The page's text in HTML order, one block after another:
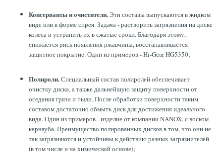
Консерванты и очистители.Эти составы выпускаются в жидком
виде или в форме спрея. Задача - растворить загрязнения на диске
колеса и устранить их в сжатые сроки. Благодаря этому,
снижается риск появления ржавчины, восстанавливается
защитное покрытие. Один из примеров - Hi-Gear HG5350;
Полироли.Специальный состав полиролей обеспечивает
очистку диска, а также дальнейшую защиту поверхности от
оседания грязи и пыли. После обработки поверхности таким
составом достаточно обмыть диск для достижения идеального
вида. Один из примеров - изделие от компании NANOX, с воском
карнауба. Преимущество полированных дисков в том, что они не
так загрязняются и устойчивы к действию разных загрязнителей
(в том числе и на химической основе);